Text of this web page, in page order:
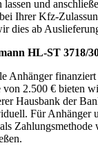
lassen und
Ihrer Kfz-
dies ab
HL-ST 3718/
Anhänger
von 2.500 € bieten
Hausbank der
Für Anhänger
Zahlungsmethode